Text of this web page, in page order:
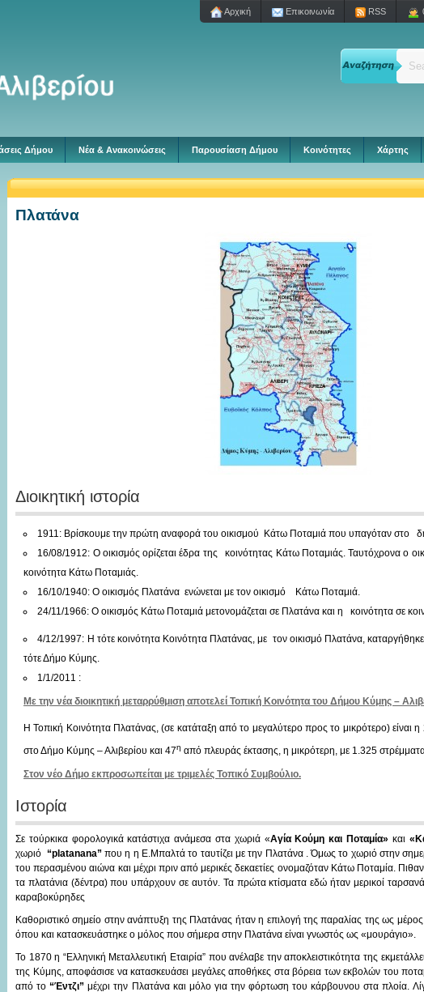
Aρχική Επικοινωνία RSS
Δήμου Νέα & Ανακοινώσεις Παρουσίαση Δήμου Κοινότητες Χάρτης
Πλατάνα
Διοικητική ιστορία
1911: Βρίσκουμε την πρώτη αναφορά του οικισμού Κάτω Ποταμιά που υπαγόταν στο
16/08/1912: Ο οικισμός ορίζεται έδρα της κοινότητας Κάτω Ποταμιάς. Ταυτόχρονα ο
κοινότητα Κάτω Ποταμιάς.
16/10/1940: Ο οικισμός Πλατάνα ενώνεται με τον οικισμό Κάτω Ποταμιά.
24/11/1966: Ο οικισμός Κάτω Ποταμιά μετονομάζεται σε Πλατάνα και η κοινότητα σε
4/12/1997: Η τότε κοινότητα Κοινότητα Πλατάνας, με τον οικισμό Πλατάνα,
τότε Δήμο Κύμης.
1/1/2011 :
Με την νέα διοικητική μεταρρύθμιση αποτελεί Τοπική Κοινότητα του Δήμου Κύμης –
Η Τοπική Κοινότητα Πλατάνας, (σε κατάταξη από το μεγαλύτερο προς το μικρότερο) είναι η
στο Δήμο Κύμης – Αλιβερίου και 47η από πλευράς έκτασης, η μικρότερη, με 1.325
Στον νέο Δήμο εκπροσωπείται με τριμελές Τοπικό Συμβούλιο.
Ιστορία
Σε τούρκικα φορολογικά κατάστιχα ανάμεσα στα χωριά «Αγία Κούμη και Ποταμία» και
χωριό “platanana”που η η Ε.Μπαλτά το ταυτίζει με την Πλατάνα . Όμως το χωριό στην
του περασμένου αιώνα και μέχρι πριν από μερικές δεκαετίες ονομαζόταν Κάτω Ποταμία.
τα πλατάνια (δέντρα) που υπάρχουν σε αυτόν. Τα πρώτα κτίσματα εδώ ήταν μερικοί
καραβοκύρηδες
Καθοριστικό σημείο στην ανάπτυξη της Πλατάνας ήταν η επιλογή της παραλίας της ως
όπου και κατασκευάστηκε ο μόλος που σήμερα στην Πλατάνα είναι γνωστός ως «μουράγιο».
Το 1870 η “Ελληνική Μεταλλευτική Εταιρία” που ανέλαβε την αποκλειστικότητα της
της Κύμης, αποφάσισε να κατασκευάσει μεγάλες αποθήκες στα βόρεια των εκβολών του
από το“Έντζι” μέχρι την Πλατάνα και μόλο για την φόρτωση του κάρβουνου στα πλοία.